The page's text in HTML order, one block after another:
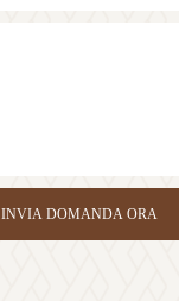
INVIA DOMANDA ORA